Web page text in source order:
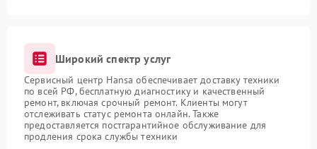
Широкий спектр услуг
Сервисный центр Hansa обеспечивает доставку техники
по всей РФ, бесплатную диагностику и качественный
ремонт, включая срочный ремонт. Клиенты могут
отслеживать статус ремонта онлайн. Также
предоставляется постгарантийное обслуживание для
продления срока службы техники